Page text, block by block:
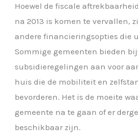
Hoewel de fiscale
na 2013 is komen te vervallen,
andere financieringsopties die
Sommige gemeenten bieden
subsidieregelingen aan voor
huis die de mobiliteit en
bevorderen. Het is de moeite
gemeente na te gaan of er
beschikbaar zijn.